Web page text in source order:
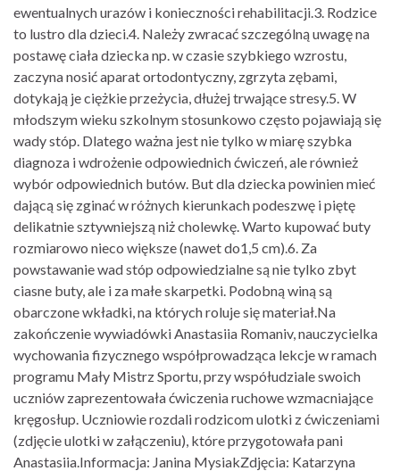
ewentualnych urazów i konieczności rehabilitacji.3. Rodzice
to lustro dla dzieci.4. Należy zwracać szczególną uwagę na
postawę ciała dziecka np. w czasie szybkiego wzrostu,
zaczyna nosić aparat ortodontyczny, zgrzyta zębami,
dotykają je ciężkie przeżycia, dłużej trwające stresy.5. W
młodszym wieku szkolnym stosunkowo często pojawiają się
wady stóp. Dlatego ważna jest nie tylko w miarę szybka
diagnoza i wdrożenie odpowiednich ćwiczeń, ale również
wybór odpowiednich butów. But dla dziecka powinien mieć
dającą się zginać w różnych kierunkach podeszwę i piętę
delikatnie sztywniejszą niż cholewkę. Warto kupować buty
rozmiarowo nieco większe (nawet do1,5 cm).6. Za
powstawanie wad stóp odpowiedzialne są nie tylko zbyt
ciasne buty, ale i za małe skarpetki. Podobną winą są
obarczone wkładki, na których roluje się materiał.Na
zakończenie wywiadówki Anastasiia Romaniv, nauczycielka
wychowania fizycznego współprowadząca lekcje w ramach
programu Mały Mistrz Sportu, przy współudziale swoich
uczniów zaprezentowała ćwiczenia ruchowe wzmacniające
kręgosłup. Uczniowie rozdali rodzicom ulotki z ćwiczeniami
(zdjęcie ulotki w załączeniu), które przygotowała pani
Anastasiia.Informacja: Janina MysiakZdjęcia: Katarzyna